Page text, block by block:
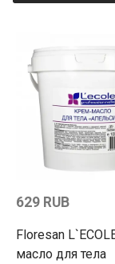
629 RUB
Floresan
масло для тела